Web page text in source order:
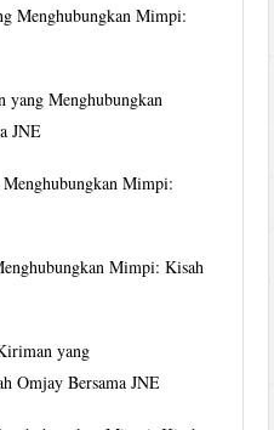
Menghubungkan Mimpi:
yang Menghubungkan
JNE
Mimpi:
Mimpi: Kisah
yang
Omjay Bersama JNE